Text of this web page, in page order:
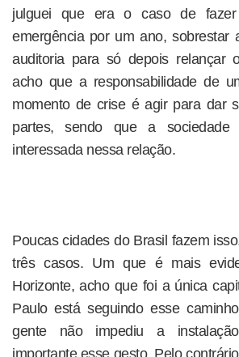
julguei que era o caso de
emergência por um ano, sobrestar
auditoria para só depois relançar
acho que a responsabilidade de
momento de crise é agir para dar
partes, sendo que a
interessada nessa relação.
Poucas cidades do Brasil fazem
três casos. Um que é mais
Horizonte, acho que foi a única
Paulo está seguindo esse
gente não impediu a
importante esse gesto. Pelo